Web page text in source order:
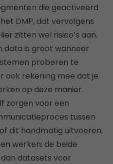
die geactiveerd
DMP, dat vervolgens
zitten wel risico’s aan.
data is groot wanneer
proberen te
ook rekening mee dat je
op deze manier.
zorgen voor een
tussen
dit handmatig uitvoeren.
werken: de beide
datasets voor